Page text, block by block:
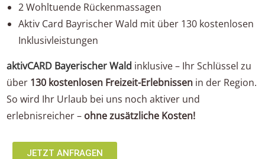
2 Wohltuende Rückenmassagen
Aktiv Card Bayrischer Wald mit über 130 kostenlosen
Inklusivleistungen
aktivCARD Bayerischer Wald inklusive – Ihr Schlüssel zu
über 130 kostenlosen Freizeit-Erlebnissen in der Region.
So wird Ihr Urlaub bei uns noch aktiver und
erlebnisreicher – ohne zusätzliche Kosten!
JETZT ANFRAGEN